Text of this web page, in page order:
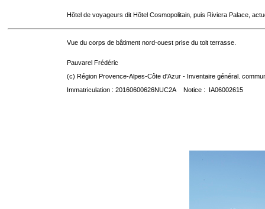
Hôtel de voyageurs dit Hôtel Cosmopolitain, puis Riviera Palace,
Vue du corps de bâtiment nord-ouest prise du toit terrasse.
Pauvarel Frédéric
(c) Région Provence-Alpes-Côte d'Azur - Inventaire général.
Immatriculation : 20160600626NUC2A Notice : IA06002615